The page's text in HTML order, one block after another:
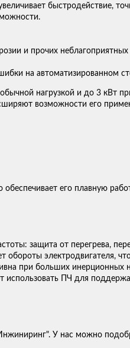
быстродействие,
и прочих
на автоматизированном
нагрузкой и до 3 кВт
возможности его
его плавную
защита от перегрева,
обороты электродвигателя,
при больших инерционных
ПЧ для
У нас можно